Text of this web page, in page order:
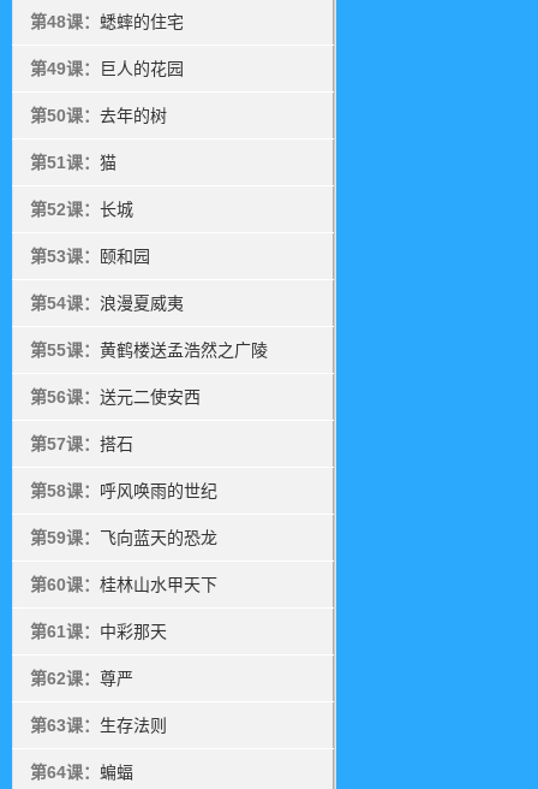
第48课： 蟋蟀的住宅
第49课： 巨人的花园
第50课： 去年的树
第51课： 猫
第52课： 长城
第53课： 颐和园
第54课： 浪漫夏威夷
第55课： 黄鹤楼送孟浩然之广陵
第56课： 送元二使安西
第57课： 搭石
第58课： 呼风唤雨的世纪
第59课： 飞向蓝天的恐龙
第60课： 桂林山水甲天下
第61课： 中彩那天
第62课： 尊严
第63课： 生存法则
第64课： 蝙蝠